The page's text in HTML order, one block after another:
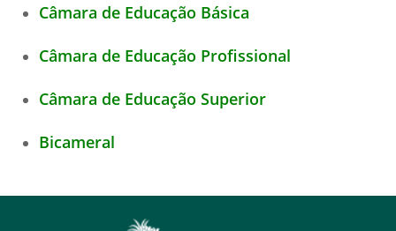
Câmara de Educação Básica
Câmara de Educação Profissional
Câmara de Educação Superior
Bicameral